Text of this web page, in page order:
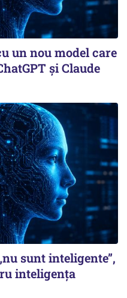
un nou model care
și Claude
sunt inteligente”,
inteligența